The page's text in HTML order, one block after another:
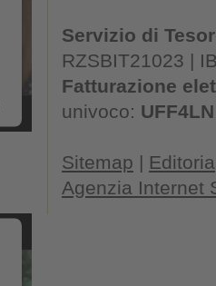
Servizio di
RZSBIT21023 |
Fatturazione
univoco: UFF4LN
Sitemap | Editoria
Agenzia Internet